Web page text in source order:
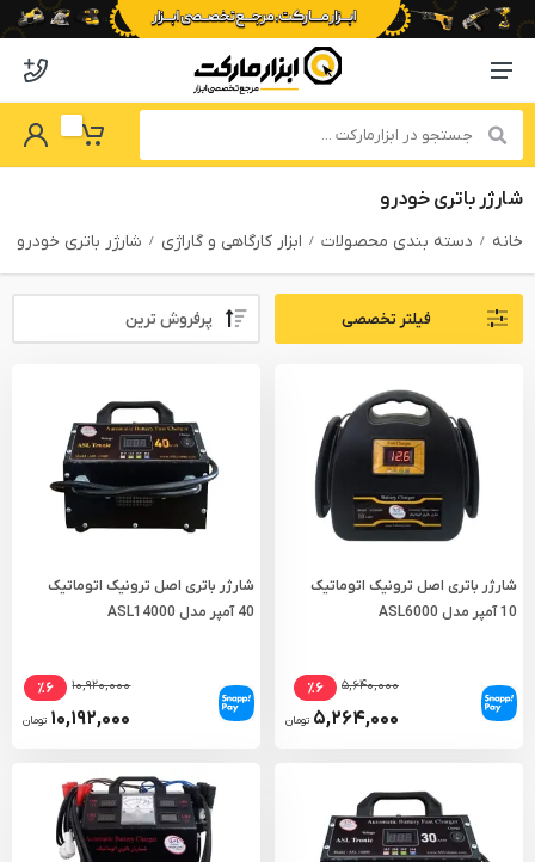
Menu Navigation
My Basket
Password
شارژر باتری خودرو
خانه دسته بندی محصولات ابزار کارگاهی و گاراژی شارژر باتری خودرو
PRODUCTS FILTERفیلتر تخصصی
شارژر باتری اصل ترونیک اتوماتیک
10 آمپر مدل ASL6000
۵,۶۴۰,۰۰۰ ٪۶
۵,۲۶۴,۰۰۰ تومان
شارژر باتری اصل ترونیک اتوماتیک
40 آمپر مدل ASL14000
۱۰,۹۲۰,۰۰۰ ٪۶
۱۰,۱۹۲,۰۰۰ تومان